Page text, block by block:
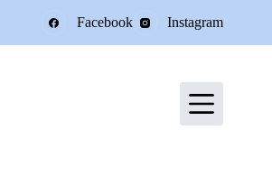
Facebook Instagram